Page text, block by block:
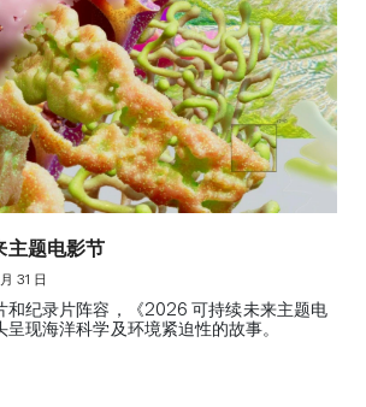
题电影节
31 日
和纪录片阵容，《2026 可持续未来主题电
现海洋科学及环境紧迫性的故事。